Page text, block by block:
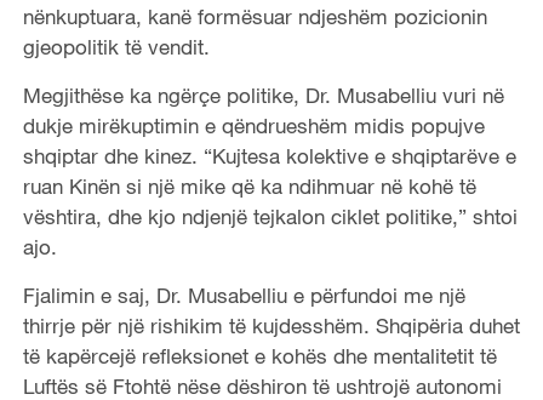
nënkuptuara, kanë formësuar ndjeshëm pozicionin
gjeopolitik të vendit.
Megjithëse ka ngërçe politike, Dr. Musabelliu vuri në
dukje mirëkuptimin e qëndrueshëm midis popujve
shqiptar dhe kinez. “Kujtesa kolektive e shqiptarëve e
ruan Kinën si një mike që ka ndihmuar në kohë të
vështira, dhe kjo ndjenjë tejkalon ciklet politike,” shtoi
ajo.
Fjalimin e saj, Dr. Musabelliu e përfundoi me një
thirrje për një rishikim të kujdesshëm. Shqipëria duhet
të kapërcejë refleksionet e kohës dhe mentalitetit të
Luftës së Ftohtë nëse dëshiron të ushtrojë autonomi